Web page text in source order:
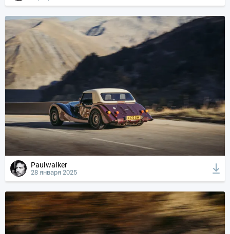
Paulwalker
28 января 2025